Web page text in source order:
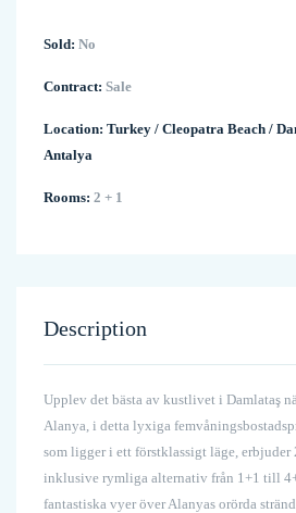
Sold: No
Contract: Sale
Location: Turkey / Cleopatra Beach /
Antalya
Rooms: 2 + 1
Description
Upplev det bästa av kustlivet i Damlataş
Alanya, i detta lyxiga
som ligger i ett förstklassigt läge, erbjuder
inklusive rymliga alternativ från 1+1 till
fantastiska vyer över Alanyas orörda